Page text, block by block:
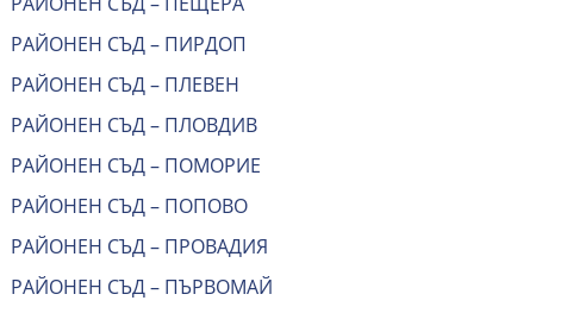
РАЙОНЕН СЪД – ПИРДОП
РАЙОНЕН СЪД – ПЛЕВЕН
РАЙОНЕН СЪД – ПЛОВДИВ
РАЙОНЕН СЪД – ПОМОРИЕ
РАЙОНЕН СЪД – ПОПОВО
РАЙОНЕН СЪД – ПРОВАДИЯ
РАЙОНЕН СЪД – ПЪРВОМАЙ